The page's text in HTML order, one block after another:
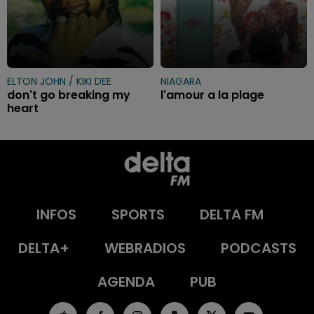
ELTON JOHN / KIKI DEE
don't go breaking my
heart
NIAGARA
l'amour a la plage
INFOS SPORTS
DELTA FM
DELTA+
WEBRADIOS
PODCASTS
AGENDA
PUB